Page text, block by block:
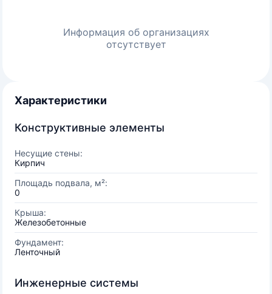
Информация об организациях
отсутствует
Характеристики
Конструктивные элементы
Несущие стены:
Кирпич
Площадь подвала, м²:
0
Крыша:
Железобетонные
Фундамент:
Ленточный
Инженерные системы